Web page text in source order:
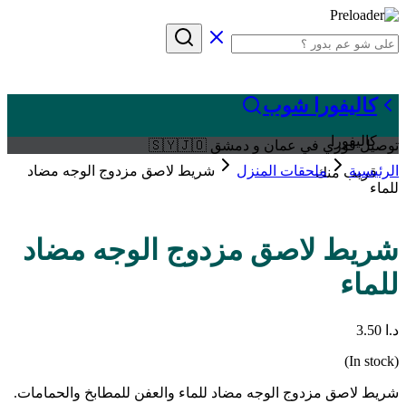
كاليفورا شوب
كاليفورا
قريب منك
توصيل فوري في عمان و دمشق 🇸🇾🇯🇴
الرئيسية
ملحقات المنزل
شريط لاصق مزدوج الوجه مضاد
للماء
شريط لاصق مزدوج الوجه مضاد
للماء
د.ا
(In stock)
شريط لاصق مزدوج الوجه مضاد للماء والعفن للمطابخ والحمامات.